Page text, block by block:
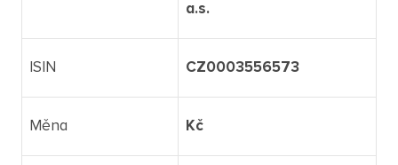
a.s.
ISIN CZ0003556573
Měna Kč